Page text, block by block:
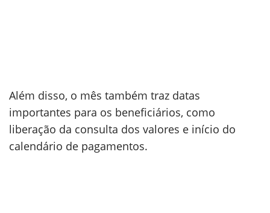
Além disso, o mês também traz datas
importantes para os beneficiários, como
liberação da consulta dos valores e início do
calendário de pagamentos.